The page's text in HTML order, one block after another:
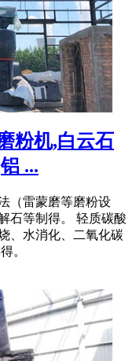
粉机,白云石
...
（雷蒙磨等磨粉设
石等制得。 轻质碳酸
、水消化、二氧化碳
。